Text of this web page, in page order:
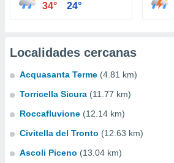
34° 24°
Localidades cercanas
Acquasanta Terme (4.81 km)
Torricella Sicura (11.77 km)
Roccafluvione (12.14 km)
Civitella del Tronto (12.63 km)
Ascoli Piceno (13.04 km)